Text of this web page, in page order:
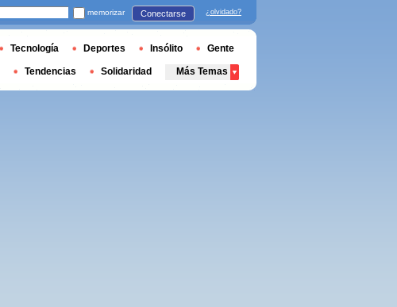
memorizar Conectarse ¿olvidado?
Tecnología Deportes Insólito Gente
Tendencias Solidaridad Más Temas